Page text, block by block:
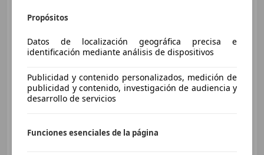
€ 259.800
07/2026 10 km Gasolina 390 kW (530 CV)
Propósitos
Datos de localización geográfica precisa e
identificación mediante análisis de dispositivos
Publicidad y contenido personalizados, medición de
publicidad y contenido, investigación de audiencia y
desarrollo de servicios
Funciones esenciales de la página